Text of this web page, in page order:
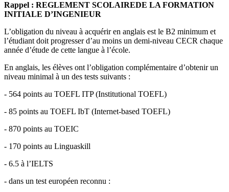
Rappel : REGLEMENT SCOLAIREDE LA FORMATION
INITIALE D’INGENIEUR
L’obligation du niveau à acquérir en anglais est le B2 minimum et
l’étudiant doit progresser d’au moins un demi-niveau CECR chaque
année d’étude de cette langue à l’école.
En anglais, les élèves ont l’obligation complémentaire d’obtenir un
niveau minimal à un des tests suivants :
- 564 points au TOEFL ITP (Institutional TOEFL)
- 85 points au TOEFL IbT (Internet-based TOEFL)
- 870 points au TOEIC
- 170 points au Linguaskill
- 6.5 à l’IELTS
- dans un test européen reconnu :